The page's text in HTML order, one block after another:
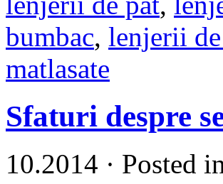
bumbac, lenjerii
matlasate
Sfaturi despre
10.2014 · Posted